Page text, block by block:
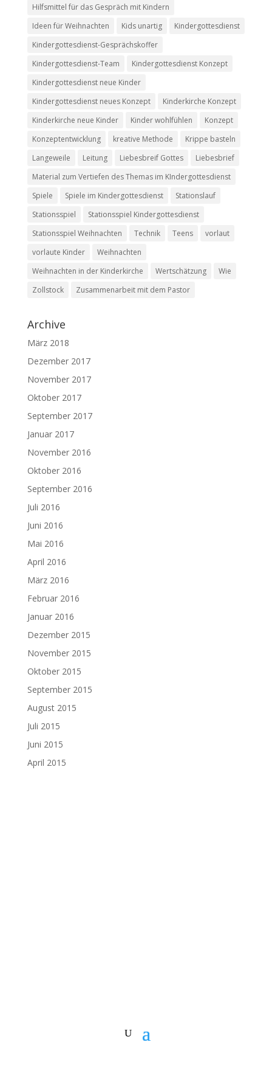
Hilfsmittel für das Gespräch mit Kindern
Ideen für Weihnachten
Kids unartig
Kindergottesdienst
Kindergottesdienst-Gesprächskoffer
Kindergottesdienst-Team
Kindergottesdienst Konzept
Kindergottesdienst neue Kinder
Kindergottesdienst neues Konzept
Kinderkirche Konzept
Kinderkirche neue Kinder
Kinder wohlfühlen
Konzept
Konzeptentwicklung
kreative Methode
Krippe basteln
Langeweile
Leitung Liebesbreif Gottes
Liebesbrief
Material zum Vertiefen des Themas im KIndergottesdienst
Spiele
Spiele im Kindergottesdienst
Stationslauf
Stationsspiel
Stationsspiel Kindergottesdienst
Stationsspiel Weihnachten
Technik Teens
vorlaut
vorlaute Kinder
Weihnachten
Weihnachten in der Kinderkirche
Wertschätzung
Wie
Zollstock
Zusammenarbeit mit dem Pastor
Archive
März 2018
Dezember 2017
November 2017
Oktober 2017
September 2017
Januar 2017
November 2016
Oktober 2016
September 2016
Juli 2016
Juni 2016
Mai 2016
April 2016
März 2016
Februar 2016
Januar 2016
Dezember 2015
November 2015
Oktober 2015
September 2015
August 2015
Juli 2015
Juni 2015
April 2015